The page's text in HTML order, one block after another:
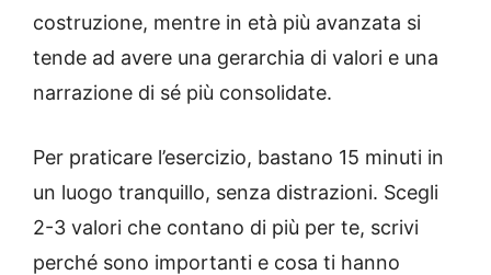
costruzione, mentre in età più avanzata si
tende ad avere una gerarchia di valori e una
narrazione di sé più consolidate.
Per praticare l’esercizio, bastano 15 minuti in
un luogo tranquillo, senza distrazioni. Scegli
2-3 valori che contano di più per te, scrivi
perché sono importanti e cosa ti hanno